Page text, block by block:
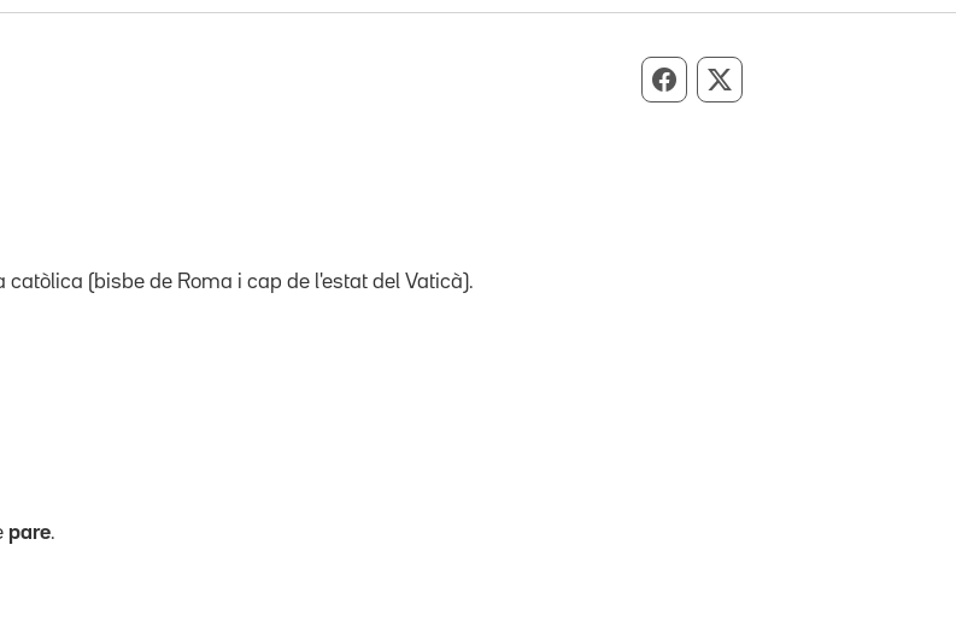
Compartir per Facebook
Compartir per X
(bisbe de Roma i cap de l'estat del Vaticà).
pare.